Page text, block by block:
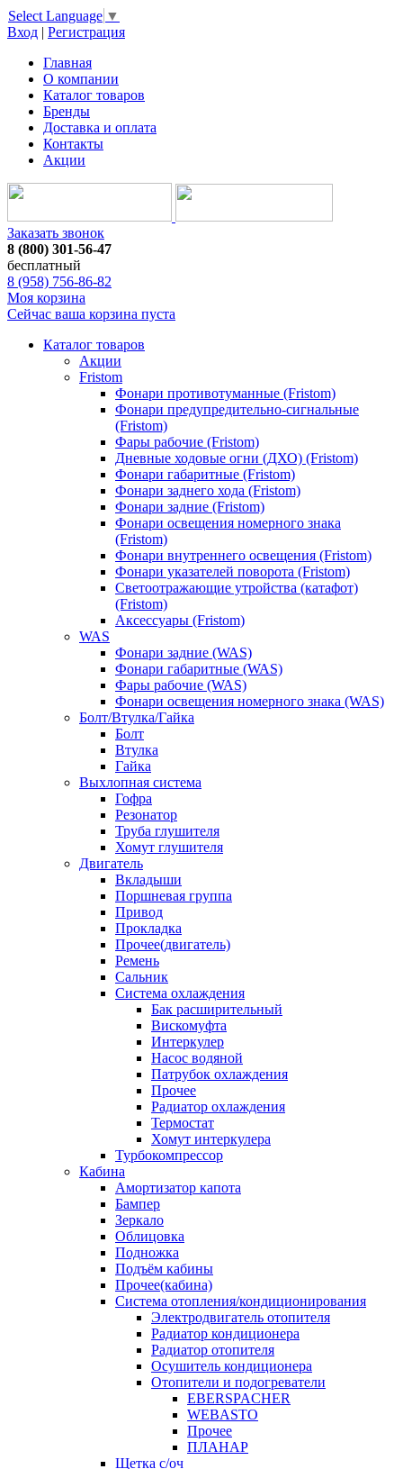
Select Language ▼
Вход | Регистрация
Главная
О компании
Каталог товаров
Бренды
Доставка и оплата
Контакты
Акции
Заказать звонок
8 (800) 301-56-47
бесплатный
8 (958) 756-86-82
Моя корзина
Сейчас ваша корзина пуста
Каталог товаров
Акции
Fristom
Фонари противотуманные (Fristom)
Фонари предупредительно-сигнальные
(Fristom)
Фары рабочие (Fristom)
Дневные ходовые огни (ДХО) (Fristom)
Фонари габаритные (Fristom)
Фонари заднего хода (Fristom)
Фонари задние (Fristom)
Фонари освещения номерного знака
(Fristom)
Фонари внутреннего освещения (Fristom)
Фонари указателей поворота (Fristom)
Светоотражающие утройства (катафот)
(Fristom)
Аксессуары (Fristom)
WAS
Фонари задние (WAS)
Фонари габаритные (WAS)
Фары рабочие (WAS)
Фонари освещения номерного знака (WAS)
Болт/Втулка/Гайка
Болт
Втулка
Гайка
Выхлопная система
Гофра
Резонатор
Труба глушителя
Хомут глушителя
Двигатель
Вкладыши
Поршневая группа
Привод
Прокладка
Прочее(двигатель)
Ремень
Сальник
Система охлаждения
Бак расширительный
Вискомуфта
Интеркулер
Насос водяной
Патрубок охлаждения
Прочее
Радиатор охлаждения
Термостат
Хомут интеркулера
Турбокомпрессор
Кабина
Амортизатор капота
Бампер
Зеркало
Облицовка
Подножка
Подъём кабины
Прочее(кабина)
Система отопления/кондиционирования
Электродвигатель отопителя
Радиатор кондиционера
Радиатор отопителя
Осушитель кондиционера
Отопители и подогреватели
EBERSPACHER
WEBASTO
Прочее
ПЛАНАР
Щетка с/оч